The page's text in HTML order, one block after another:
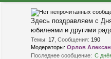
Здесь поздравляем с
юбилеями и другими
Темы: 17 Сообщения: 190
Модераторы: Орлов
Последнее сообщение: С